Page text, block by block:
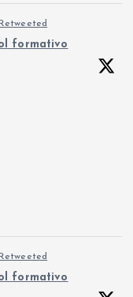
formativo
formativo